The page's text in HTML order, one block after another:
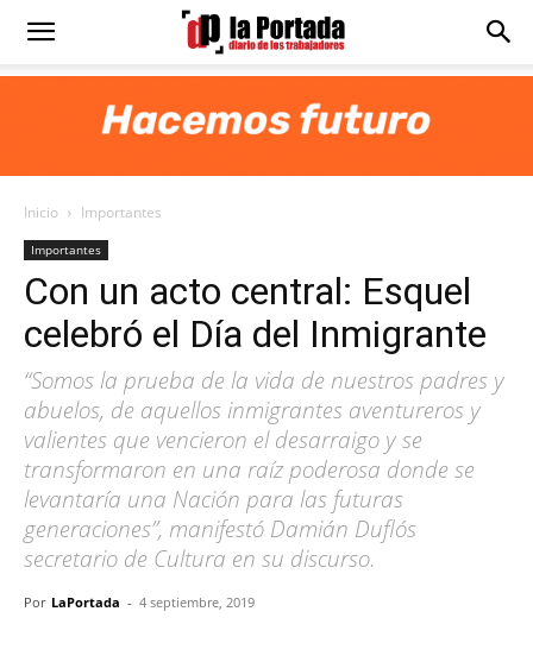
Diario
Portada
Inicio Importantes
Importantes
Con un acto central: Esquel
celebró el Día del Inmigrante
“Somos la prueba de la vida de nuestros padres y
abuelos, de aquellos inmigrantes aventureros y
valientes que vencieron el desarraigo y se
transformaron en una raíz poderosa donde se
levantaría una Nación para las futuras
generaciones”, manifestó Damián Duflós
secretario de Cultura en su discurso.
Por LaPortada - 4 septiembre, 2019